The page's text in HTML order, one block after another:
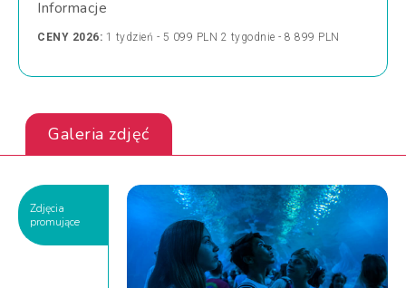
Informacje
CENY 2026: 1 tydzień - 5 099 PLN 2 tygodnie - 8 899 PLN
Galeria zdjęć
Zdjęcia
promujące